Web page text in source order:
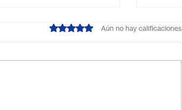
Obtuvo 0 de 5 estrellas.Aún no hay calificaciones